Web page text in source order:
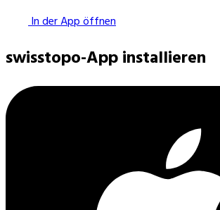
In der App öffnen
swisstopo-App installieren